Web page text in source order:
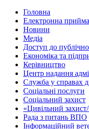
Головна
Електронна
Новини
Медіа
Доступ до
Економіка та
Керівництво
Центр надання
Служба у справах
Соціальні послуги
Соціальний захист
«Цивільний захист/
Рада з питань ВПО
Інформаційний